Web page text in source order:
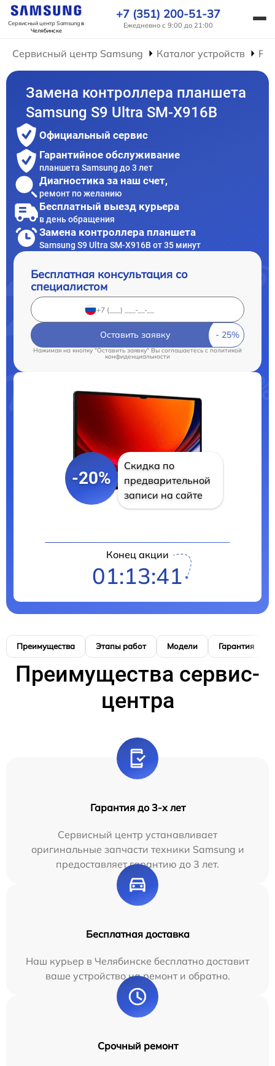
Сервисный центр Samsungв
Челябинске
+7 (351) 200-51-37
Ежедневно с 9:00 до 21:00
Сервисный центр Samsung Каталог устройств
Замена контроллера планшета
Samsung S9 Ultra SM-X916B
Официальный сервис
Гарантийное обслуживание
планшета Samsung до 3 лет
Диагностика за наш счет,
ремонт по желанию
Бесплатный выезд курьера
в день обращения
Замена контроллера планшета
Samsung S9 Ultra SM-X916B от 35 минут
Бесплатная консультация со
специалистом
Оставить заявку
Нажимая на кнопку "Оставить заявку" Вы соглашаетесь c политикой
конфиденциальности
-20%
Скидка по
предварительной
записи на сайте
Конец акции
01:13:40
Преимущества Этапы работ Модели Гарантия
Преимущества сервис-
центра
Гарантия до 3-х лет
Сервисный центр устанавливает
оригинальные запчасти техники Samsung и
предоставляет гарантию до 3 лет.
Бесплатная доставка
Наш курьер в Челябинске бесплатно доставит
ваше устройство на ремонт и обратно.
Срочный ремонт